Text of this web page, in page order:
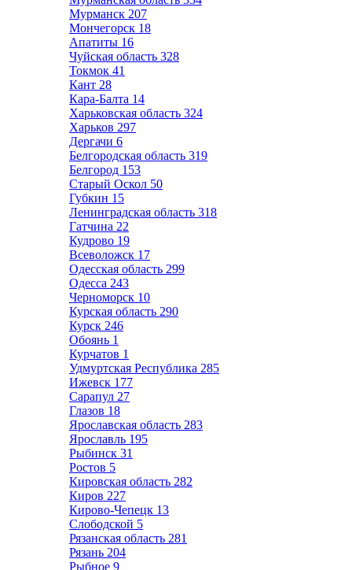
Мурманск 207
Мончегорск 18
Апатиты 16
Чуйская область 328
Токмок 41
Кант 28
Кара-Балта 14
Харьковская область 324
Харьков 297
Дергачи 6
Белгородская область 319
Белгород 153
Старый Оскол 50
Губкин 15
Ленинградская область 318
Гатчина 22
Кудрово 19
Всеволожск 17
Одесская область 299
Одесса 243
Черноморск 10
Курская область 290
Курск 246
Обоянь 1
Курчатов 1
Удмуртская Республика 285
Ижевск 177
Сарапул 27
Глазов 18
Ярославская область 283
Ярославль 195
Рыбинск 31
Ростов 5
Кировская область 282
Киров 227
Кирово-Чепецк 13
Слободской 5
Рязанская область 281
Рязань 204
Рыбное 9